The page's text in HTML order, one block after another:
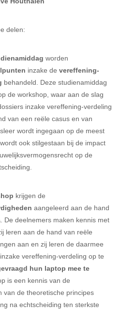
delen:
worden
inzake de vereffening-
behandeld. Deze studienamiddag
de workshop, waar aan de slag
inzake vereffening-verdeling
van een reële casus en van
wordt ingegaan op de meest
ook stilgestaan bij de impact
op de
krijgen de
aangeleerd aan de hand
. De deelnemers maken kennis met
leren aan de hand van reële
aan en zij leren de daarmee
vereffening-verdeling op te
hun laptop mee te
is een kennis van de
van de theoretische principes
na echtscheiding ten sterkste